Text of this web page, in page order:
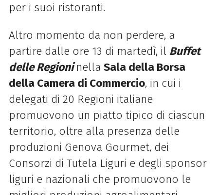
per i suoi ristoranti.
Altro momento da non perdere, a
partire dalle ore 13 di martedì, il Buffet
delle Regioninella Sala della Borsa
della Camera di Commercio, in cui i
delegati di 20 Regioni italiane
promuovono un piatto tipico di ciascun
territorio, oltre alla presenza delle
produzioni Genova Gourmet, dei
Consorzi di Tutela Liguri e degli sponsor
liguri e nazionali che promuovono le